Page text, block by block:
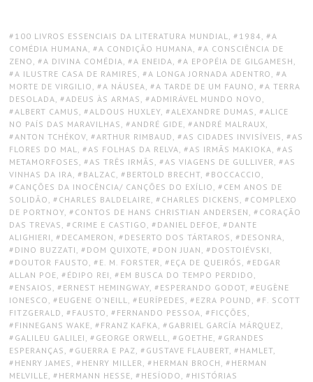
TAGS:
100 LIVROS ESSENCIAIS DA LITERATURA MUNDIAL, 1984, A
COMÉDIA HUMANA, A CONDIÇÃO HUMANA, A CONSCIÊNCIA DE
ZENO , A DIVINA COMÉDIA, A ENEIDA, A EPOPÉIA DE GILGAMESH ,
A ILUSTRE CASA DE RAMIRES , A LONGA JORNADA ADENTRO , A
MORTE DE VIRGILIO , A NÁUSEA, A TARDE DE UM FAUNO , A TERRA
DESOLADA, ADEUS ÀS ARMAS , ADMIRÁVEL MUNDO NOVO ,
ALBERT CAMUS , ALDOUS HUXLEY, ALEXANDRE DUMAS , ALICE
NO PAÍS DAS MARAVILHAS , ANDRÉ GIDE, ANDRÉ MALRAUX,
ANTON TCHÉKOV, ARTHUR RIMBAUD , AS CIDADES INVISÍVEIS , AS
FLORES DO MAL, AS FOLHAS DA RELVA, AS IRMÃS MAKIOKA, AS
METAMORFOSES , AS TRÊS IRMÃS , AS VIAGENS DE GULLIVER, AS
VINHAS DA IRA, BALZAC, BERTOLD BRECHT, BOCCACCIO ,
CANÇÕES DA INOCÊNCIA/ CANÇÕES DO EXÍLIO , CEM ANOS DE
SOLIDÃO , CHARLES BALDELAIRE, CHARLES DICKENS , COMPLEXO
DE PORTNOY, CONTOS DE HANS CHRISTIAN ANDERSEN , CORAÇÃO
DAS TREVAS , CRIME E CASTIGO , DANIEL DEFOE, DANTE
ALIGHIERI , DECAMERON , DESERTO DOS TÁRTAROS , DESONRA,
DINO BUZZATI , DOM QUIXOTE, DON JUAN , DOSTOIÉVSKI ,
DOUTOR FAUSTO , E. M. FORSTER, EÇA DE QUEIRÓS , EDGAR
ALLAN POE, ÉDIPO REI , EM BUSCA DO TEMPO PERDIDO ,
ENSAIOS , ERNEST HEMINGWAY, ESPERANDO GODOT, EUGÈNE
IONESCO , EUGENE O’NEILL, EURÍPEDES , EZRA POUND , F. SCOTT
FITZGERALD , FAUSTO , FERNANDO PESSOA, FICÇÕES ,
FINNEGANS WAKE, FRANZ KAFKA, GABRIEL GARCÍA MÁRQUEZ,
GALILEU GALILEI , GEORGE ORWELL, GOETHE, GRANDES
ESPERANÇAS , GUERRA E PAZ, GUSTAVE FLAUBERT, HAMLET,
HENRY JAMES , HENRY MILLER, HERMAN BROCH , HERMAN
MELVILLE, HERMANN HESSE, HESÍODO , HISTÓRIAS